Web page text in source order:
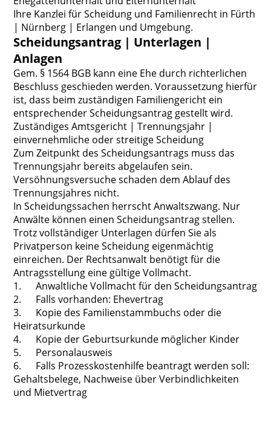
Ihre Kanzlei für Scheidung und Familienrecht in Fürth
| Nürnberg | Erlangen und Umgebung.
Scheidungsantrag | Unterlagen |
Anlagen
Gem. § 1564 BGB kann eine Ehe durch richterlichen
Beschluss geschieden werden. Voraussetzung hierfür
ist, dass beim zuständigen Familiengericht ein
entsprechender Scheidungsantrag gestellt wird.
Zuständiges Amtsgericht | Trennungsjahr |
einvernehmliche oder streitige Scheidung
Zum Zeitpunkt des Scheidungsantrags muss das
Trennungsjahr bereits abgelaufen sein.
Versöhnungsversuche schaden dem Ablauf des
Trennungsjahres nicht.
In Scheidungssachen herrscht Anwaltszwang. Nur
Anwälte können einen Scheidungsantrag stellen.
Trotz vollständiger Unterlagen dürfen Sie als
Privatperson keine Scheidung eigenmächtig
einreichen. Der Rechtsanwalt benötigt für die
Antragsstellung eine gültige Vollmacht.
1. Anwaltliche Vollmacht für den Scheidungsantrag
2. Falls vorhanden: Ehevertrag
3. Kopie des Familienstammbuchs oder die
Heiratsurkunde
4. Kopie der Geburtsurkunde möglicher Kinder
5. Personalausweis
6. Falls Prozesskostenhilfe beantragt werden soll:
Gehaltsbelege, Nachweise über Verbindlichkeiten
und Mietvertrag